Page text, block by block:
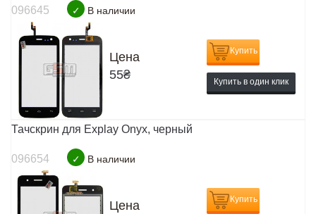
096645 ✓ В наличии
Цена
55₴
Купить
Купить в один клик
Тачскрин для Explay Onyx, черный
096654 ✓ В наличии
Цена
Купить